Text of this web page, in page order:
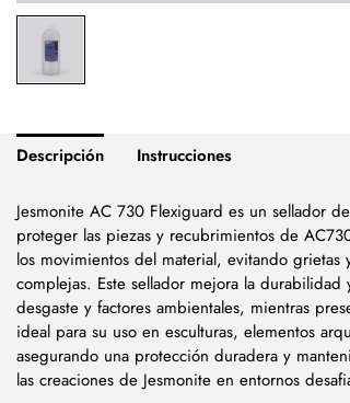
Descripción Instrucciones
Jesmonite AC 730 Flexiguard es un sellador
proteger las piezas y recubrimientos de
los movimientos del material, evitando
complejas. Este sellador mejora la
desgaste y factores ambientales, mientras
ideal para su uso en esculturas, elementos
asegurando una protección duradera y
las creaciones de Jesmonite en entornos